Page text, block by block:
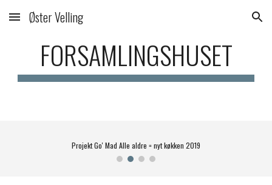
Skip to main content Skip to navigation
Øster Velling
FORSAMLINGSHUSET
Projekt Go' Mad Alle aldre = nyt køkken 2019